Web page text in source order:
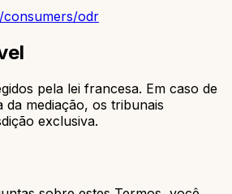
consumers/odr
pela lei francesa. Em caso de
da mediação, os tribunais
exclusiva.